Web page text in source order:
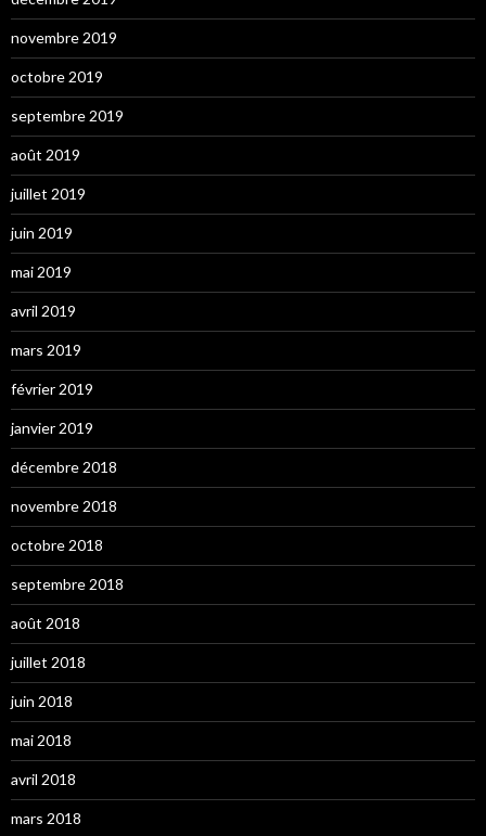
novembre 2019
octobre 2019
septembre 2019
août 2019
juillet 2019
juin 2019
mai 2019
avril 2019
mars 2019
février 2019
janvier 2019
décembre 2018
novembre 2018
octobre 2018
septembre 2018
août 2018
juillet 2018
juin 2018
mai 2018
avril 2018
mars 2018